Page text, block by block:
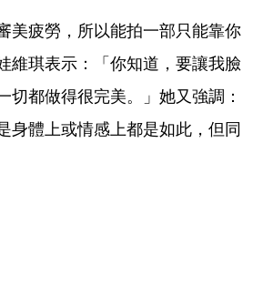
美疲勞，所以能拍一部只能靠你
維琪表示：「你知道，要讓我臉
都做得很完美。」她又強調：
身體上或情感上都是如此，但同